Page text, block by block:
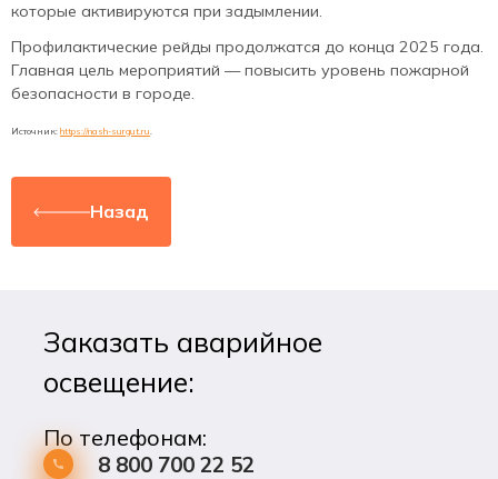
которые активируются при задымлении.
Профилактические рейды продолжатся до конца 2025 года.
Главная цель мероприятий — повысить уровень пожарной
безопасности в городе.
Источник: https://nash-surgut.ru.
Назад
Заказать аварийное
освещение:
По телефонам:
8 800 700 22 52